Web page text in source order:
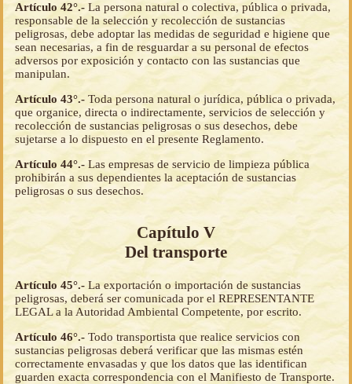
Artículo 42°.- La persona natural o colectiva, pública o privada,
responsable de la selección y recolección de sustancias
peligrosas, debe adoptar las medidas de seguridad e higiene que
sean necesarias, a fin de resguardar a su personal de efectos
adversos por exposición y contacto con las sustancias que
manipulan.
Artículo 43°.- Toda persona natural o jurídica, pública o privada,
que organice, directa o indirectamente, servicios de selección y
recolección de sustancias peligrosas o sus desechos, debe
sujetarse a lo dispuesto en el presente Reglamento.
Artículo 44°.- Las empresas de servicio de limpieza pública
prohibirán a sus dependientes la aceptación de sustancias
peligrosas o sus desechos.
Capítulo V
Del transporte
Artículo 45°.- La exportación o importación de sustancias
peligrosas, deberá ser comunicada por el REPRESENTANTE
LEGAL a la Autoridad Ambiental Competente, por escrito.
Artículo 46°.- Todo transportista que realice servicios con
sustancias peligrosas deberá verificar que las mismas estén
correctamente envasadas y que los datos que las identifican
guarden exacta correspondencia con el Manifiesto de Transporte.